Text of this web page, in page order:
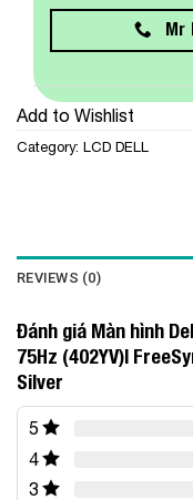
Mr
Add to Wishlist
Category: LCD DELL
REVIEWS (0)
Đánh giá Màn hình
75Hz (402YV)|
Silver
5
4
3